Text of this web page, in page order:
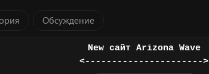
а
Обсуждение
New сайт Arizona Wave
<---------------------->